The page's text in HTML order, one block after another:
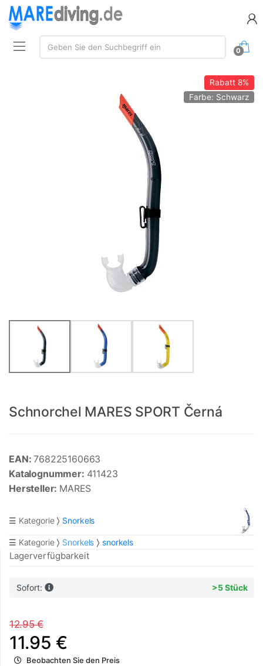
Suche:
Geben Sie den Suchbegriff ein
0
Rabatt8%
Farbe: Schwarz
Schnorchel MARES SPORT Černá
EAN: 768225160663
Katalognummer: 411423
Hersteller: MARES
☰ Kategorie Snorkels
☰ Kategorie Snorkels snorkels
Lagerverfügbarkeit
Sofort: >5 Stück
12.95 €
11.95 €
Beobachten Sie den Preis